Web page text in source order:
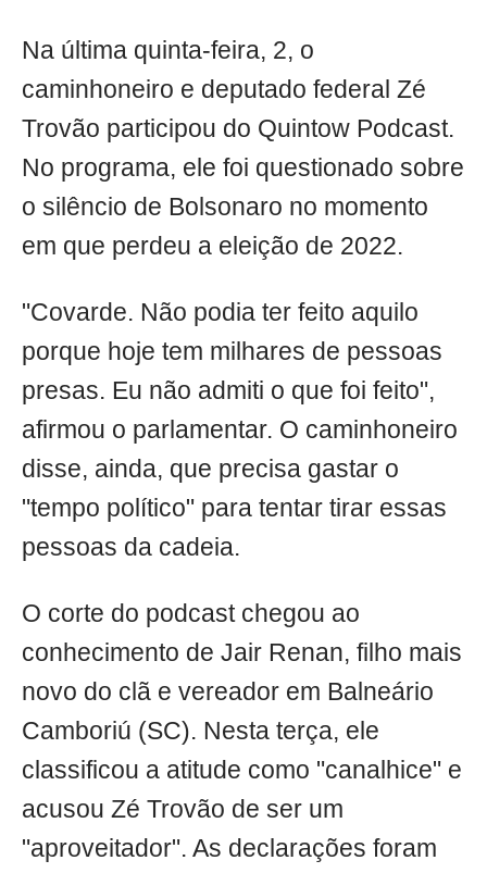
Na última quinta-feira, 2, o
caminhoneiro e deputado federal Zé
Trovão participou do Quintow Podcast.
No programa, ele foi questionado sobre
o silêncio de Bolsonaro no momento
em que perdeu a eleição de 2022.
"Covarde. Não podia ter feito aquilo
porque hoje tem milhares de pessoas
presas. Eu não admiti o que foi feito",
afirmou o parlamentar. O caminhoneiro
disse, ainda, que precisa gastar o
"tempo político" para tentar tirar essas
pessoas da cadeia.
O corte do podcast chegou ao
conhecimento de Jair Renan, filho mais
novo do clã e vereador em Balneário
Camboriú (SC). Nesta terça, ele
classificou a atitude como "canalhice" e
acusou Zé Trovão de ser um
"aproveitador". As declarações foram